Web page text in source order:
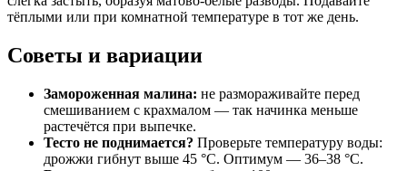
тёплыми или при комнатной температуре в тот же день.
Советы и вариации
Замороженная малина: не размораживайте перед
смешиванием с крахмалом — так начинка меньше
растечётся при выпечке.
Тесто не поднимается? Проверьте температуру воды:
дрожжи гибнут выше 45 °C. Оптимум — 36–38 °C.